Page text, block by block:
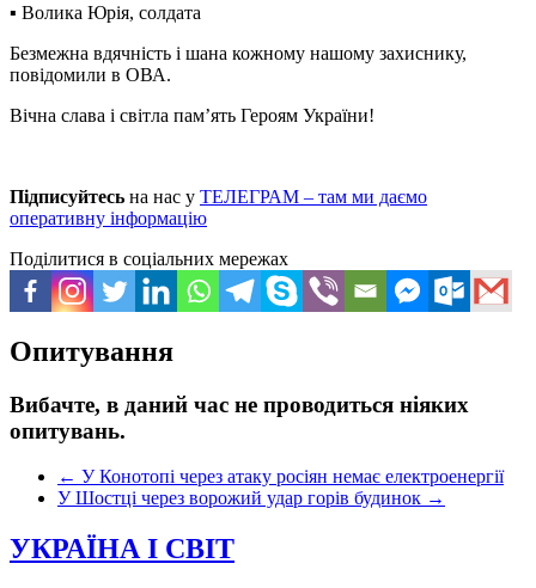
▪️ Волика Юрія, солдата
Безмежна вдячність і шана кожному нашому захиснику,
повідомили в ОВА.
Вічна слава і світла памʼять Героям України!
Підписуйтесь на нас у ТЕЛЕГРАМ – там ми даємо
оперативну інформацію
Поділитися в соціальних мережах
Опитування
Вибачте, в даний час не проводиться ніяких
опитувань.
← У Конотопі через атаку росіян немає електроенергії
У Шостці через ворожий удар горів будинок →
УКРАЇНА І СВІТ